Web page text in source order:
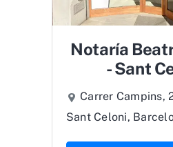
Notaría
- Sant
Carrer Campins,
Sant Celoni,